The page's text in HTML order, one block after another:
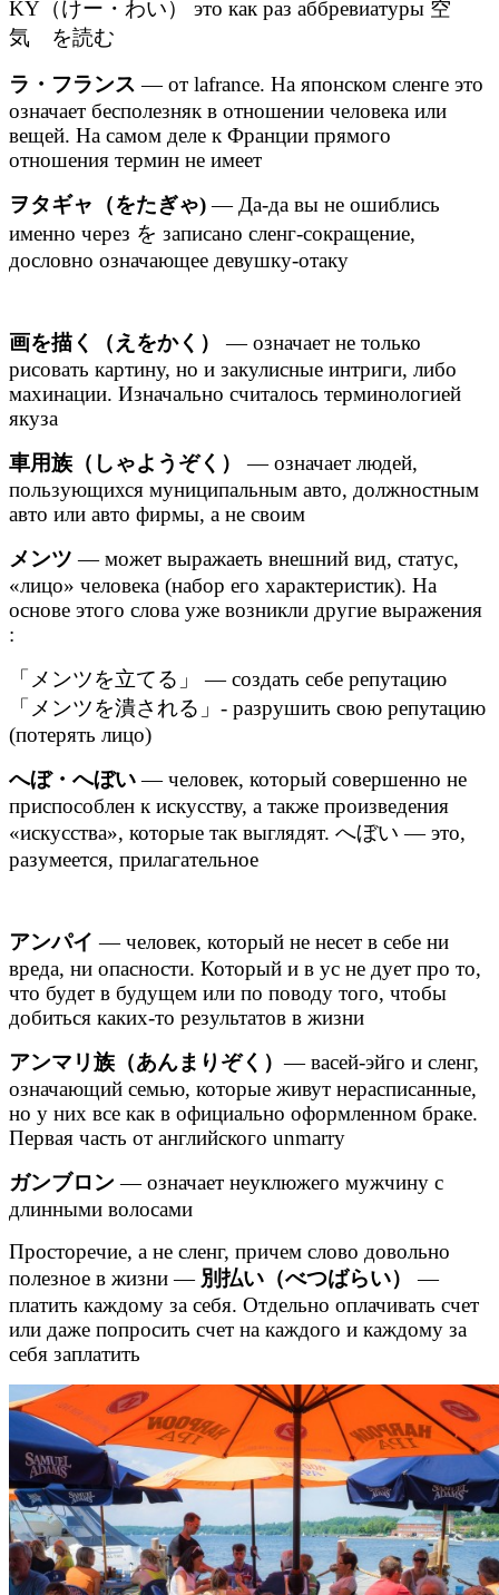
KY（けー・わい） это как раз аббревиатуры 空
気 を読む
ラ・フランス — от lafrance. На японском сленге это
означает бесполезняк в отношении человека или
вещей. На самом деле к Франции прямого
отношения термин не имеет
ヲタギャ（をたぎゃ)— Да-да вы не ошиблись
именно через を записано сленг-сокращение,
дословно означающее девушку-отаку
画を描く（えをかく）
— означает не только
рисовать картину, но и закулисные интриги, либо
махинации. Изначально считалось терминологией
якуза
車用族（しゃようぞく）
— означает людей,
пользующихся муниципальным авто, должностным
авто или авто фирмы, а не своим
メンツ — может выражаеть внешний вид, статус,
«лицо» человека (набор его характеристик). На
основе этого слова уже возникли другие выражения
:
「メンツを立てる」 — создать себе репутацию
「メンツを潰される」- разрушить свою репутацию
(потерять лицо)
へぼ・へぼい— человек, который совершенно не
приспособлен к искусству, а также произведения
«искусства», которые так выглядят. へぼい — это,
разумеется, прилагательное
アンパイ — человек, который не несет в себе ни
вреда, ни опасности. Который и в ус не дует про то,
что будет в будущем или по поводу того, чтобы
добиться каких-то результатов в жизни
アンマリ族（あんまりぞく）— васей-эйго и сленг,
означающий семью, которые живут нерасписанные,
но у них все как в официально оформленном браке.
Первая часть от английского unmarry
ガンブロン — означает неуклюжего мужчину с
длинными волосами
Просторечие, а не сленг, причем слово довольно
полезное в жизни —別払い（べつばらい）
—
платить каждому за себя. Отдельно оплачивать счет
или даже попросить счет на каждого и каждому за
себя заплатить